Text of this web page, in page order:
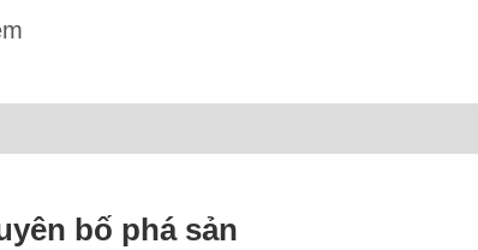
bố phá sản